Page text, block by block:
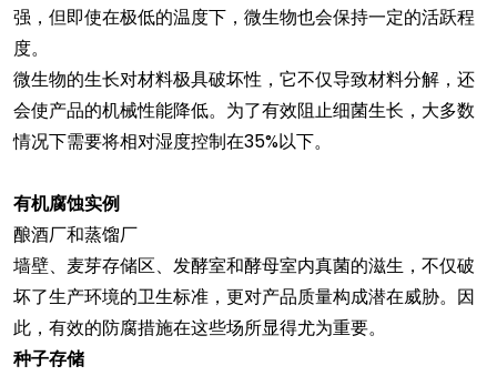
强，但即使在极低的温度下，微生物也会保持一定的活跃程
度。
微生物的生长对材料极具破坏性，它不仅导致材料分解，还
会使产品的机械性能降低。为了有效阻止细菌生长，大多数
情况下需要将相对湿度控制在35%以下。
有机腐蚀实例
酿酒厂和蒸馏厂
墙壁、麦芽存储区、发酵室和酵母室内真菌的滋生，不仅破
坏了生产环境的卫生标准，更对产品质量构成潜在威胁。因
此，有效的防腐措施在这些场所显得尤为重要。
种子存储